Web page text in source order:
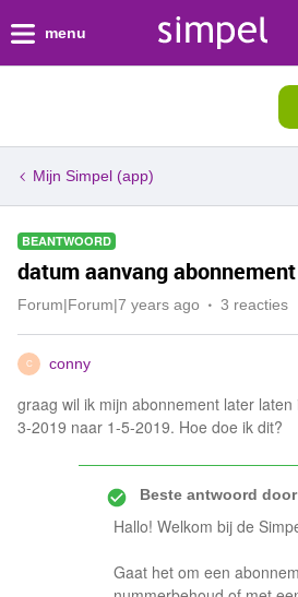
menu
Mijn Simpel (app)
BEANTWOORD
datum aanvang abonnement
Forum|Forum|7 years ago 3 reacties
C conny
graag wil ik mijn abonnement later
3-2019 naar 1-5-2019. Hoe doe ik dit?
Beste antwoord door
Hallo! Welkom bij de
Gaat het om een